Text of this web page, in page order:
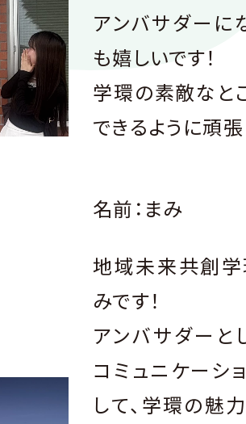
アンバサダーに
も嬉しいです！
学環の素敵なと
できるように頑張
名前：まみ
地域未来共創学
みです！
アンバサダーと
コミュニケーシ
して、学環の魅